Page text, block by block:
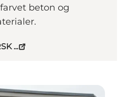
beton og
...